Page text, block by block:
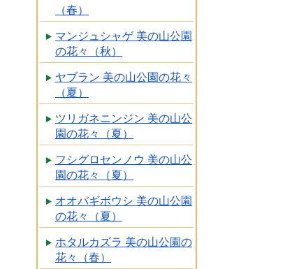
（春）
マンジュシャゲ 美の山公園
の花々（秋）
ヤブラン 美の山公園の花々
（夏）
ツリガネニンジン 美の山公
園の花々（夏）
フシグロセンノウ 美の山公
園の花々（夏）
オオバギボウシ 美の山公園
の花々（夏）
ホタルカズラ 美の山公園の
花々（春）